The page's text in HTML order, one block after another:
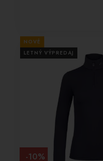
NOVÉ
LETNÝ VÝPREDAJ
-10%